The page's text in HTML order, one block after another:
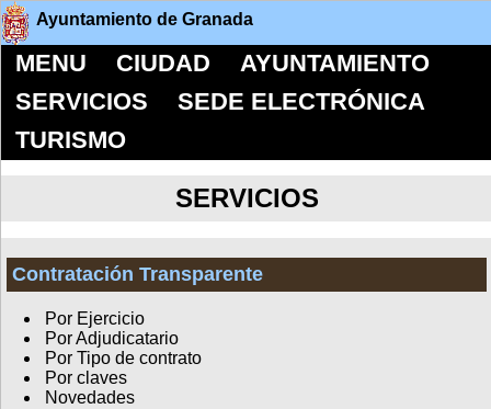
Ayuntamiento de Granada
MENU CIUDAD
AYUNTAMIENTO
SERVICIOS
SEDE ELECTRÓNICA
TURISMO
SERVICIOS
Contratación Transparente
Por Ejercicio
Por Adjudicatario
Por Tipo de contrato
Por claves
Novedades